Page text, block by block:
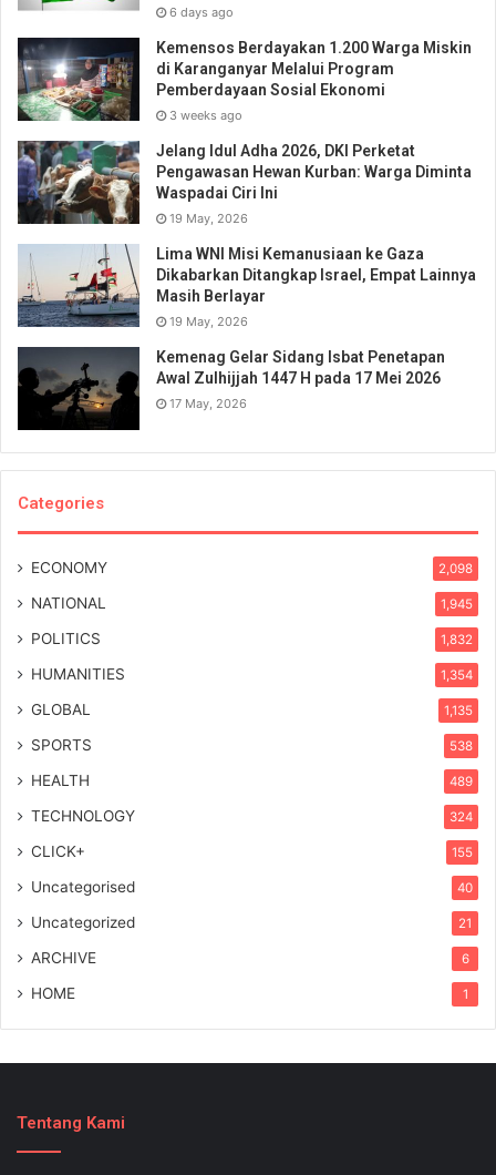
6 days ago
Kemensos Berdayakan 1.200 Warga Miskin
di Karanganyar Melalui Program
Pemberdayaan Sosial Ekonomi
3 weeks ago
Jelang Idul Adha 2026, DKI Perketat
Pengawasan Hewan Kurban: Warga Diminta
Waspadai Ciri Ini
19 May, 2026
Lima WNI Misi Kemanusiaan ke Gaza
Dikabarkan Ditangkap Israel, Empat Lainnya
Masih Berlayar
19 May, 2026
Kemenag Gelar Sidang Isbat Penetapan
Awal Zulhijjah 1447 H pada 17 Mei 2026
17 May, 2026
Categories
ECONOMY 2,098
NATIONAL 1,945
POLITICS 1,832
HUMANITIES 1,354
GLOBAL 1,135
SPORTS 538
HEALTH 489
TECHNOLOGY 324
CLICK+ 155
Uncategorised 40
Uncategorized 21
ARCHIVE 6
HOME 1
Tentang Kami